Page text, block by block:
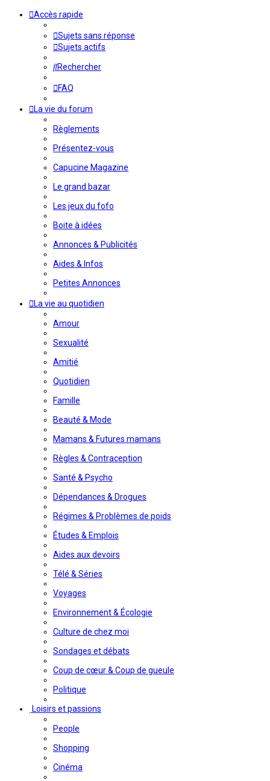
Accès rapide
Sujets sans réponse
Sujets actifs
Rechercher
FAQ
La vie du forum
Règlements
Présentez-vous
Capucine Magazine
Le grand bazar
Les jeux du fofo
Boite à idées
Annonces & Publicités
Aides & Infos
Petites Annonces
La vie au quotidien
Amour
Sexualité
Amitié
Quotidien
Famille
Beauté & Mode
Mamans & Futures mamans
Règles & Contraception
Santé & Psycho
Dépendances & Drogues
Régimes & Problèmes de poids
Études & Emplois
Aides aux devoirs
Télé & Séries
Voyages
Environnement & Écologie
Culture de chez moi
Sondages et débats
Coup de cœur & Coup de gueule
Politique
Loisirs et passions
People
Shopping
Cinéma